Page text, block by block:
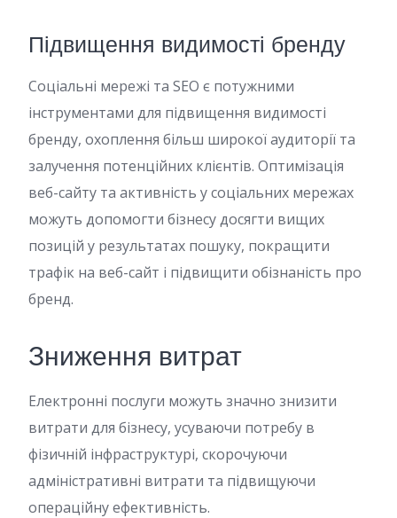
Підвищення видимості бренду
Соціальні мережі та SEO є потужними
інструментами для підвищення видимості
бренду, охоплення більш широкої аудиторії та
залучення потенційних клієнтів. Оптимізація
веб-сайту та активність у соціальних мережах
можуть допомогти бізнесу досягти вищих
позицій у результатах пошуку, покращити
трафік на веб-сайт і підвищити обізнаність про
бренд.
Зниження витрат
Електронні послуги можуть значно знизити
витрати для бізнесу, усуваючи потребу в
фізичній інфраструктурі, скорочуючи
адміністративні витрати та підвищуючи
операційну ефективність.